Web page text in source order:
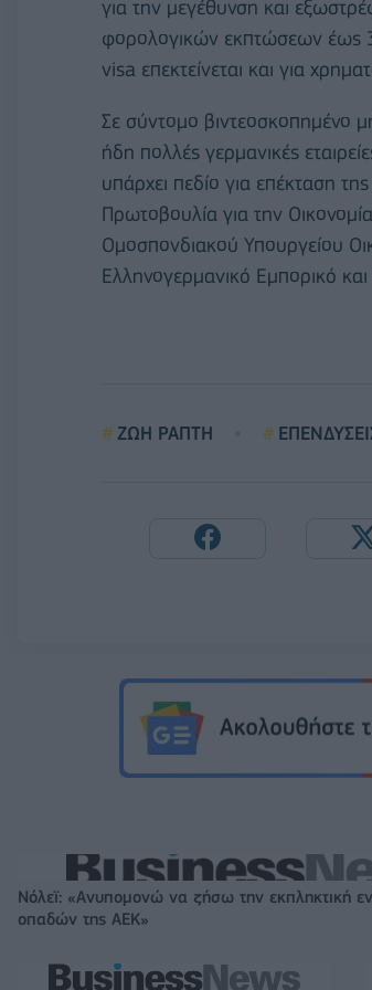
για την μεγέθυνση και
φορολογικών εκπτώσεων έως
visa επεκτείνεται και για
Σε σύντομο βιντεοσκοπημένο
ήδη πολλές γερμανικές
υπάρχει πεδίο για επέκταση
Πρωτοβουλία για την
Ομοσπονδιακού Υπουργείου
Ελληνογερμανικό Εμπορικό
ΖΩΗ ΡΑΠΤΗ
Νόλεϊ: «Ανυπομονώ να ζήσω την εκπληκτική
οπαδών της ΑΕΚ»